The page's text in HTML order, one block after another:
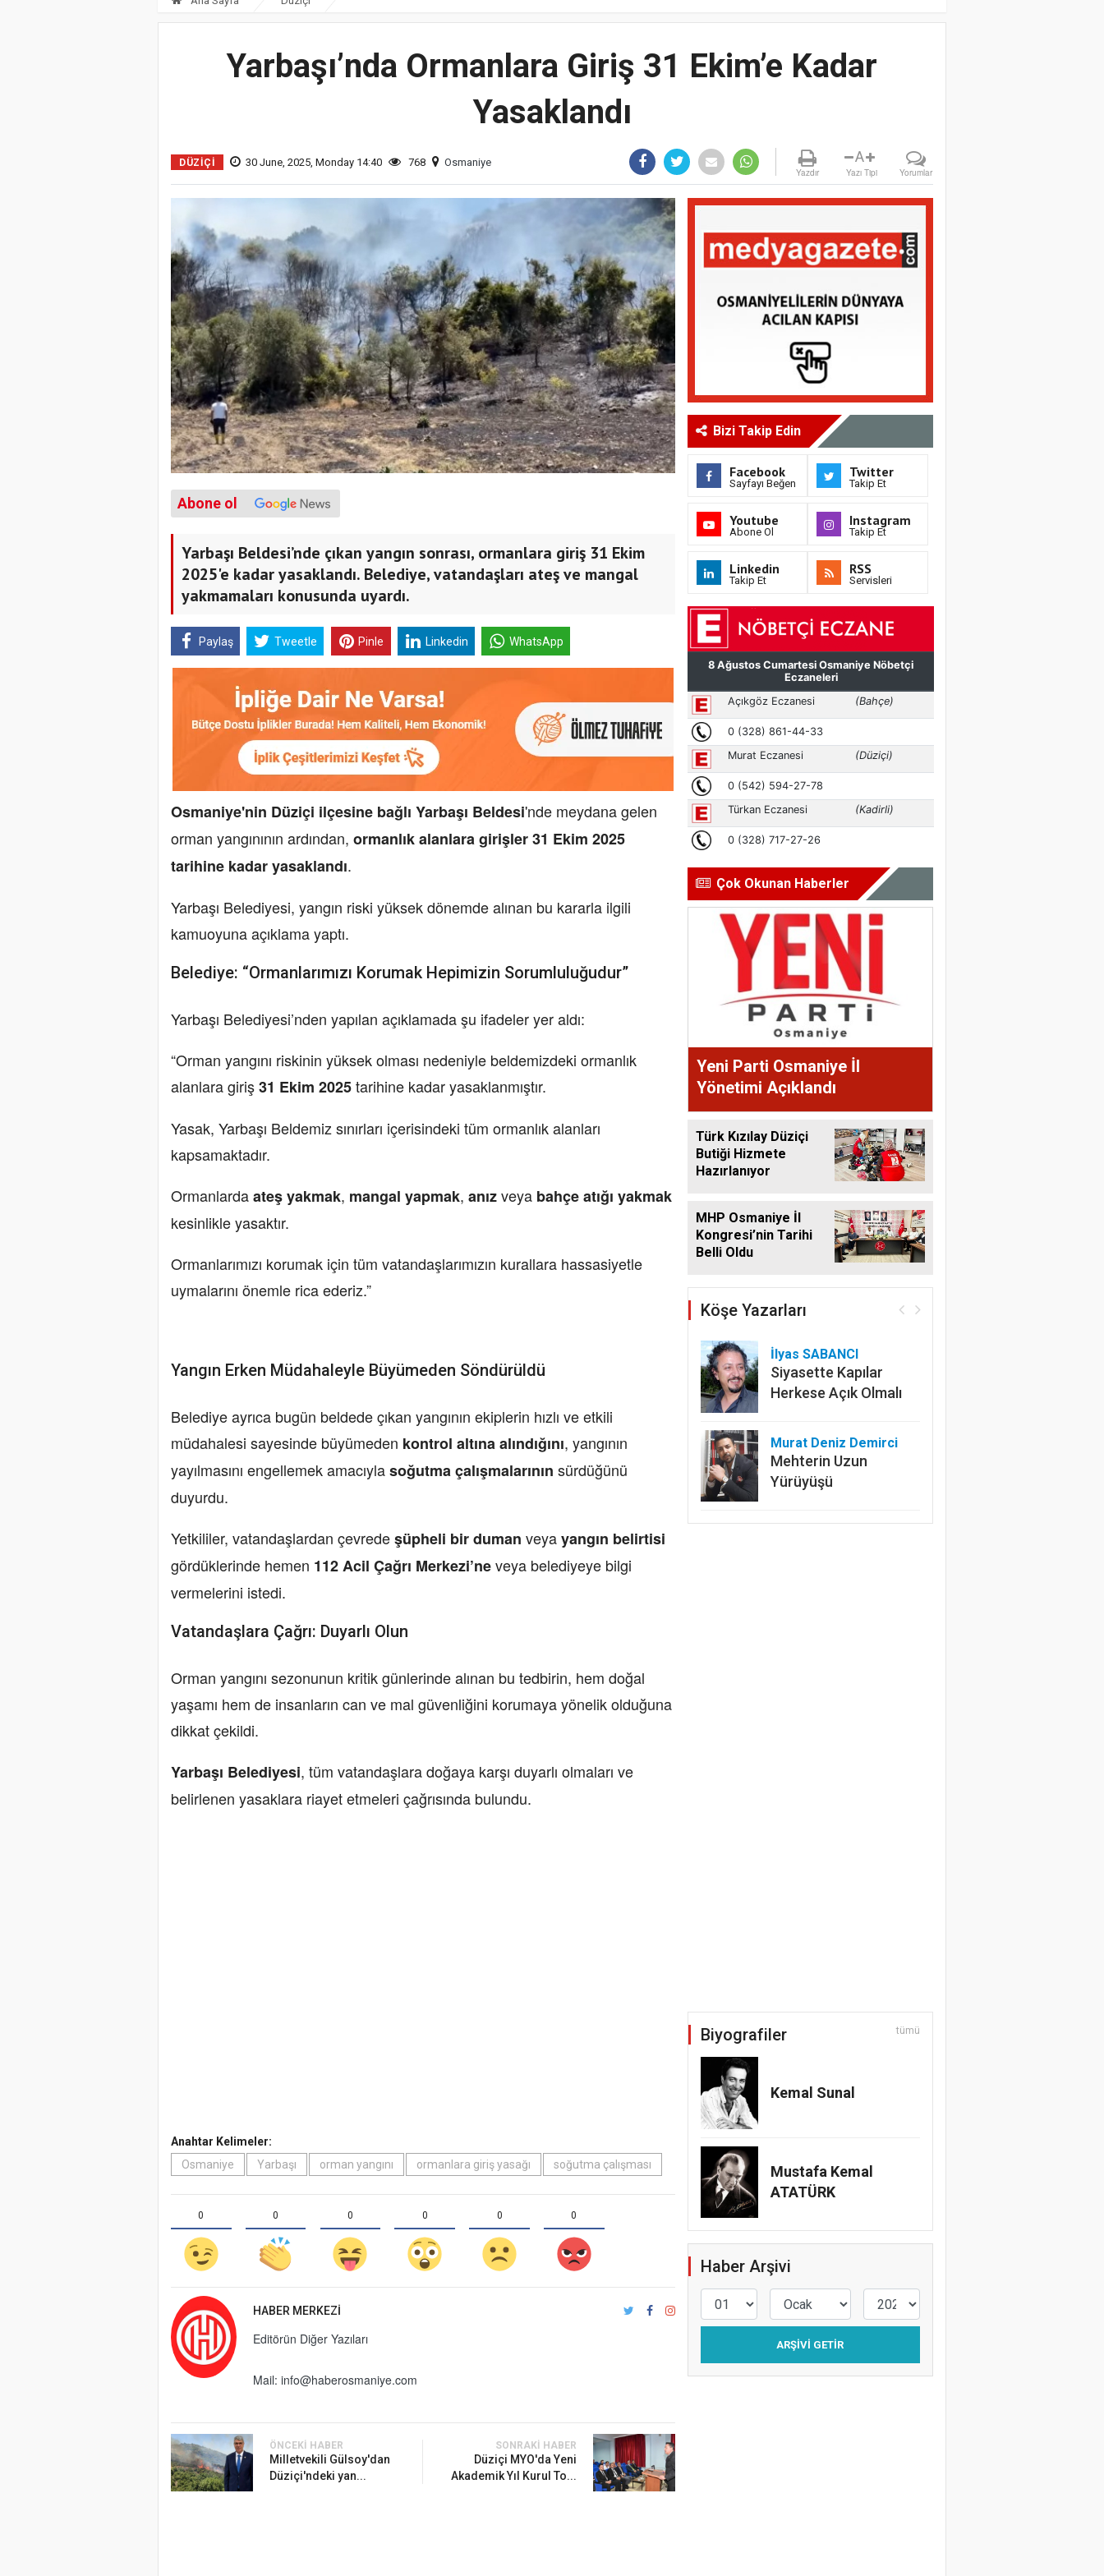
Yarbaşı’nda Ormanlara Giriş 31 Ekim’e Kadar
Yasaklandı
DÜZIÇI 30 June, 2025, Monday 14:40 768 Osmaniye
Yazdır
A
Yazı Tipi Yorumlar
Abone ol
Yarbaşı Beldesi’nde çıkan yangın sonrası, ormanlara giriş 31 Ekim
2025'e kadar yasaklandı. Belediye, vatandaşları ateş ve mangal
yakmamaları konusunda uyardı.
Paylaş Tweetle Pinle Linkedin WhatsApp
Osmaniye'nin Düziçi ilçesine bağlı Yarbaşı Beldesi'nde meydana gelen
orman yangınının ardından, ormanlık alanlara girişler 31 Ekim 2025
tarihine kadar yasaklandı.
Yarbaşı Belediyesi, yangın riski yüksek dönemde alınan bu kararla ilgili
kamuoyuna açıklama yaptı.
Belediye: “Ormanlarımızı Korumak Hepimizin Sorumluluğudur”
Yarbaşı Belediyesi’nden yapılan açıklamada şu ifadeler yer aldı:
“Orman yangını riskinin yüksek olması nedeniyle beldemizdeki ormanlık
alanlara giriş31 Ekim 2025tarihine kadar yasaklanmıştır.
Yasak, Yarbaşı Beldemiz sınırları içerisindeki tüm ormanlık alanları
kapsamaktadır.
Ormanlardaateş yakmak, mangal yapmak, anızveya bahçe atığı yakmak
kesinlikle yasaktır.
Ormanlarımızı korumak için tüm vatandaşlarımızın kurallara hassasiyetle
uymalarını önemle rica ederiz.”
Yangın Erken Müdahaleyle Büyümeden Söndürüldü
Belediye ayrıca bugün beldede çıkan yangının ekiplerin hızlı ve etkili
müdahalesi sayesinde büyümeden kontrol altına alındığını, yangının
yayılmasını engellemek amacıylasoğutma çalışmalarının sürdüğünü
duyurdu.
Yetkililer, vatandaşlardan çevredeşüpheli bir duman veyayangın belirtisi
gördüklerinde hemen 112 Acil Çağrı Merkezi’neveya belediyeye bilgi
vermelerini istedi.
Vatandaşlara Çağrı: Duyarlı Olun
Orman yangını sezonunun kritik günlerinde alınan bu tedbirin, hem doğal
yaşamı hem de insanların can ve mal güvenliğini korumaya yönelik olduğuna
dikkat çekildi.
Yarbaşı Belediyesi, tüm vatandaşlara doğaya karşı duyarlı olmaları ve
belirlenen yasaklara riayet etmeleri çağrısında bulundu.
Anahtar Kelimeler:
Osmaniye
Yarbaşı orman yangını ormanlara giriş yasağı soğutma çalışması
0 0 0 0 0 0
HABER MERKEZI
Editörün Diğer Yazıları
Mail: info@haberosmaniye.com
ÖNCEKI HABER
Milletvekili Gülsoy'dan
Düziçi'ndeki yan...
SONRAKI HABER
Düziçi MYO'da Yeni
Akademik Yıl Kurul To...
Bizi Takip Edin
Facebook
Sayfayı Beğen
Twitter
Takip Et
Youtube
Abone Ol
Instagram
Takip Et
Linkedin
Takip Et
RSS
Servisleri
Çok Okunan Haberler
Yeni Parti Osmaniye İl
Yönetimi Açıklandı
Türk Kızılay Düziçi
Butiği Hizmete
Hazırlanıyor
MHP Osmaniye İl
Kongresi’nin Tarihi
Belli Oldu
Köşe Yazarları
İlyas SABANCI
Siyasette Kapılar
Herkese Açık Olmalı
Murat Deniz Demirci
Mehterin Uzun
Yürüyüşü
Biyografiler tümü
Kemal Sunal
Mustafa Kemal
ATATÜRK
Haber Arşivi
ARŞIVI GETIR